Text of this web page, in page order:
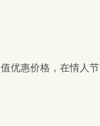
优惠价格，在情人节